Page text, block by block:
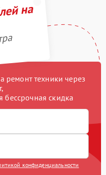
на
ремонт техники через
бессрочная скидка
конфиденциальности